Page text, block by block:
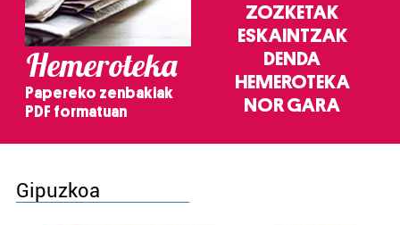
Hemeroteka
Papereko zenbakiak
PDF formatuan
ZOZKETAK
ESKAINTZAK
DENDA
HEMEROTEKA
NOR GARA
Gipuzkoa